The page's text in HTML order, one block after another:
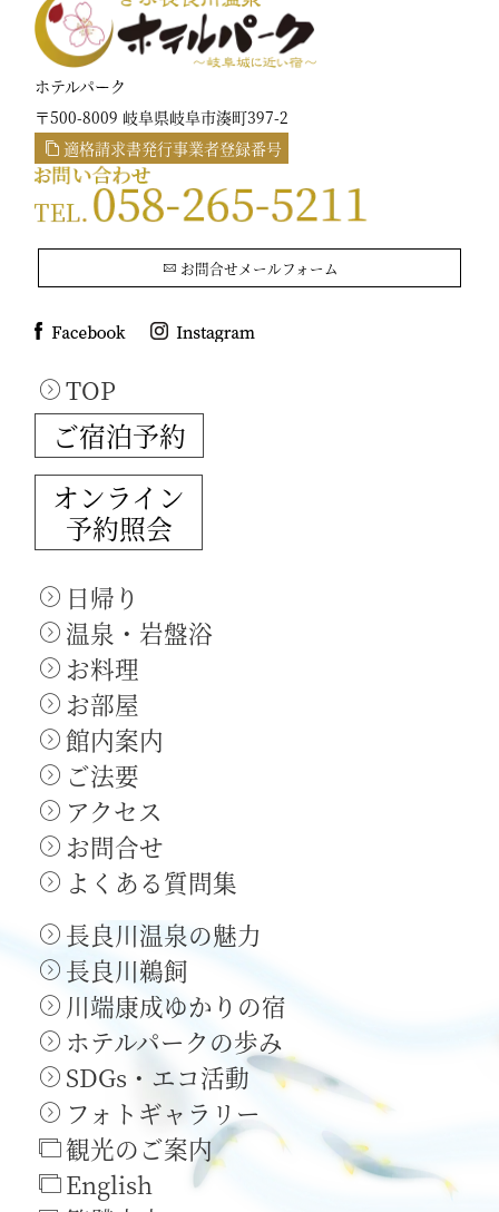
ホテルパーク
〒500-8009 岐阜県岐阜市湊町397-2
適格請求書発行事業者登録番号
お問合せメールフォーム
TOP
ご宿泊予約
オンライン
予約照会
日帰り
温泉・岩盤浴
お料理
お部屋
館内案内
ご法要
アクセス
お問合せ
よくある質問集
長良川温泉の魅力
長良川鵜飼
川端康成ゆかりの宿
ホテルパークの歩み
SDGs・エコ活動
フォトギャラリー
観光のご案内
English